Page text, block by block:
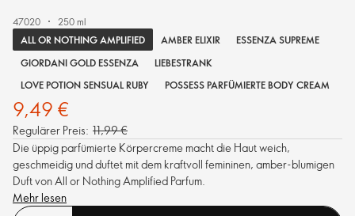
47020
250 ml
ALL OR NOTHING AMPLIFIED
AMBER ELIXIR
ESSENZA SUPREME
GIORDANI GOLD ESSENZA
LIEBESTRANK
LOVE POTION SENSUAL RUBY
POSSESS PARFÜMIERTE BODY CREAM
9,49 €
Regulärer Preis: 11,99 €
Die üppig parfümierte Körpercreme macht die Haut weich,
geschmeidig und duftet mit dem kraftvoll femininen, amber-blumigen
Duft von All or Nothing Amplified Parfum.
Mehr lesen